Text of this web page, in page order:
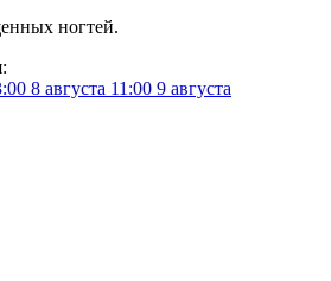
ногтей.
8 августа 11:00 9 августа